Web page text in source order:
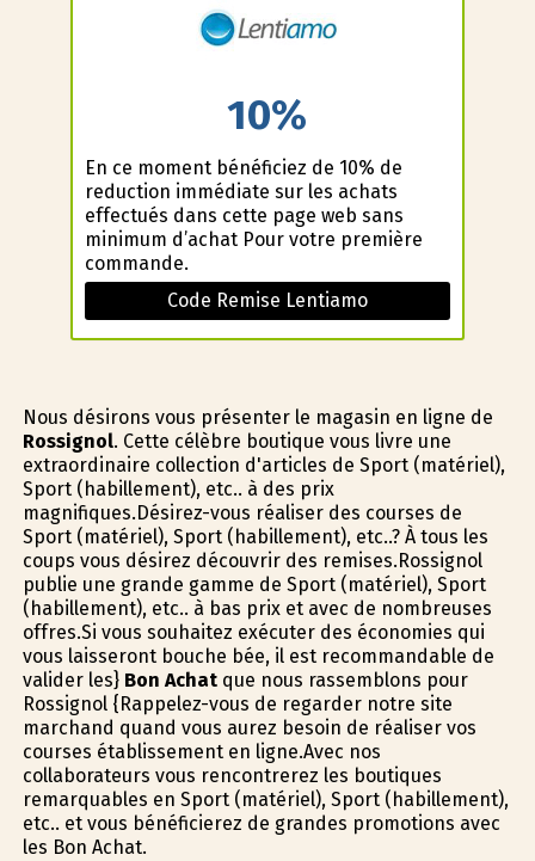
10%
En ce moment bénéficiez de 10% de
reduction immédiate sur les achats
effectués dans cette page web sans
minimum d’achat Pour votre première
commande.
Code Remise Lentiamo
Nous désirons vous présenter le magasin en ligne de
Rossignol. Cette célèbre boutique vous livre une
extraordinaire collection d'articles de Sport (matériel),
Sport (habillement), etc.. à des prix
magnifiques.Désirez-vous réaliser des courses de
Sport (matériel), Sport (habillement), etc..? À tous les
coups vous désirez découvrir des remises.Rossignol
publie une grande gamme de Sport (matériel), Sport
(habillement), etc.. à bas prix et avec de nombreuses
offres.Si vous souhaitez exécuter des économies qui
vous laisseront bouche bée, il est recommandable de
valider les} Bon Achatque nous rassemblons pour
Rossignol {Rappelez-vous de regarder notre site
marchand quand vous aurez besoin de réaliser vos
courses établissement en ligne.Avec nos
collaborateurs vous rencontrerez les boutiques
remarquables en Sport (matériel), Sport (habillement),
etc.. et vous bénéficierez de grandes promotions avec
les Bon Achat.